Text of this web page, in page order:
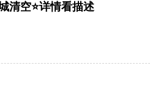
清空⭐详情看描述